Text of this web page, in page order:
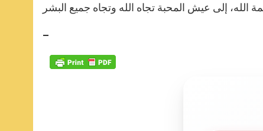
الله، إلى عيش المحبة تجاه الله وتجاه جميع البشر
–